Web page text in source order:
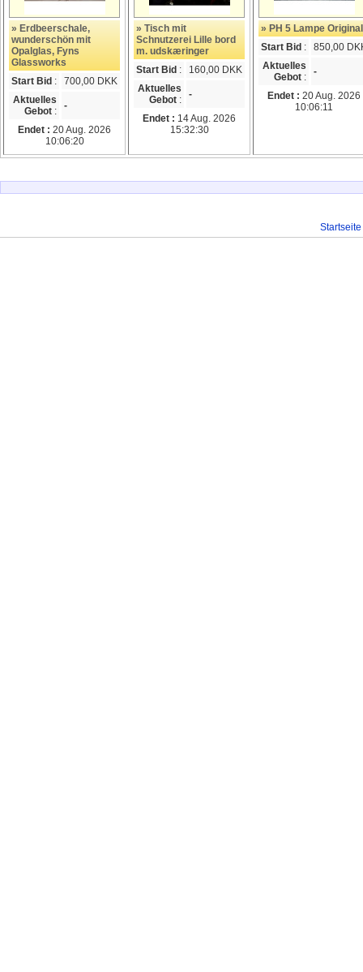
» Erdbeerschale,
wunderschön mit
Opalglas, Fyns
Glassworks
Start Bid :
700,00 DKK
Aktuelles
Gebot : -
Endet : 20 Aug. 2026
10:06:20
» Tisch mit
Schnutzerei Lille bord
m. udskæringer
Start Bid :
160,00 DKK
Aktuelles
Gebot : -
Endet : 14 Aug. 2026
15:32:30
» PH 5 Lampe Original
Start Bid :
850,00
Aktuelles
Gebot : -
Endet : 20 Aug. 2026
10:06:11
Startseite